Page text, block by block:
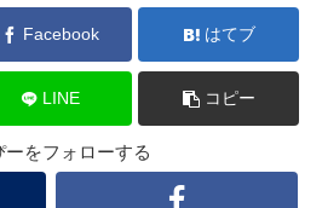
Facebook はてブ
LINE コピー
ーをフォローする